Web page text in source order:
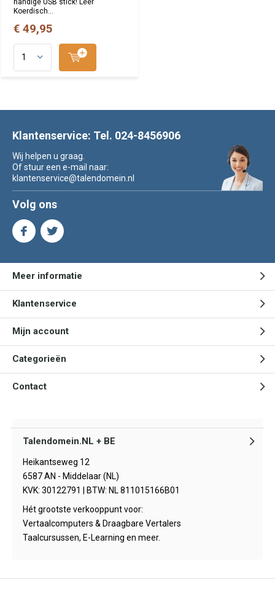
Koerdisch...
€ 49,95
Klantenservice: Tel. 024-8456906
Wij helpen u graag.
Of stuur een e-mail naar:
klantenservice@talendomein.nl
Volg ons
Meer informatie
Klantenservice
Mijn account
Categorieën
Contact
Talendomein.NL + BE
Heikantseweg 12
6587 AN - Middelaar (NL)
KVK: 30122791 | BTW: NL 811015166B01
Hét grootste verkooppunt voor:
Vertaalcomputers & Draagbare Vertalers
Taalcursussen, E-Learning en meer.